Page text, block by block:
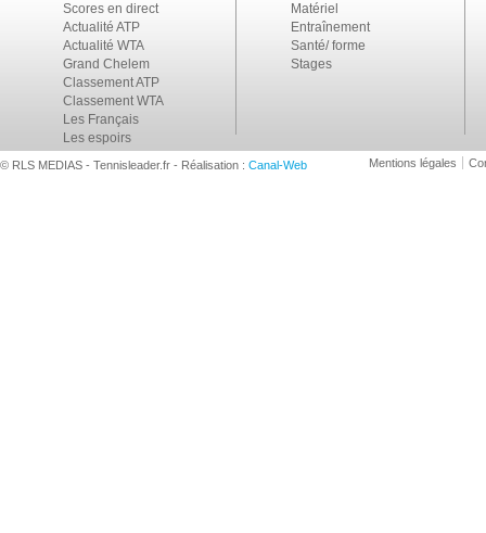
Scores en direct
Actualité ATP
Actualité WTA
Grand Chelem
Classement ATP
Classement WTA
Les Français
Les espoirs
Matériel
Entraînement
Santé/ forme
Stages
© RLS MEDIAS - Tennisleader.fr - Réalisation : Canal-Web Mentions légales